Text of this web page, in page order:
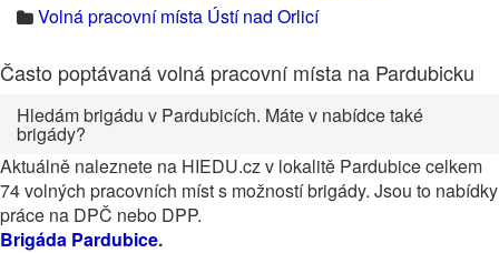
Volná pracovní místa Ústí nad Orlicí
Často poptávaná volná pracovní místa na Pardubicku
Hledám brigádu v Pardubicích. Máte v nabídce také
brigády?
Aktuálně naleznete na HIEDU.cz v lokalitě Pardubice celkem
74 volných pracovních míst s možností brigády. Jsou to nabídky
práce na DPČ nebo DPP.
Brigáda Pardubice.